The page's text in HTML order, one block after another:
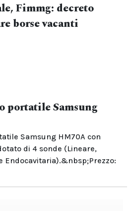
Fimmg: decreto
borse vacanti
portatile Samsung
Samsung HM70A con
di 4 sonde (Lineare,
Endocavitaria).&nbsp;Prezzo: